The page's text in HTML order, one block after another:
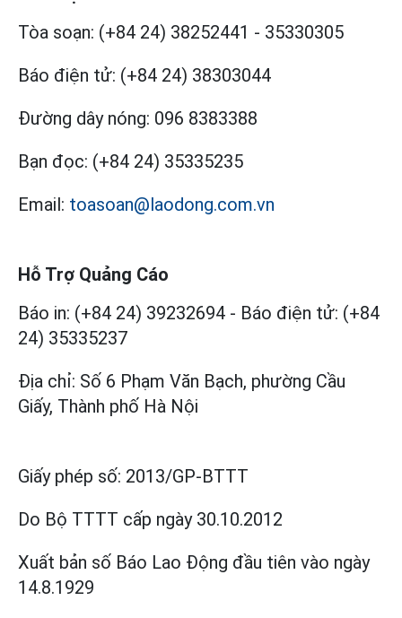
Tòa soạn: (+84 24) 38252441 - 35330305
Báo điện tử: (+84 24) 38303044
Đường dây nóng: 096 8383388
Bạn đọc: (+84 24) 35335235
Email: toasoan@laodong.com.vn
Hỗ Trợ Quảng Cáo
Báo in: (+84 24) 39232694 - Báo điện tử: (+84
24) 35335237
Địa chỉ: Số 6 Phạm Văn Bạch, phường Cầu
Giấy, Thành phố Hà Nội
Giấy phép số: 2013/GP-BTTT
Do Bộ TTTT cấp ngày 30.10.2012
Xuất bản số Báo Lao Động đầu tiên vào ngày
14.8.1929